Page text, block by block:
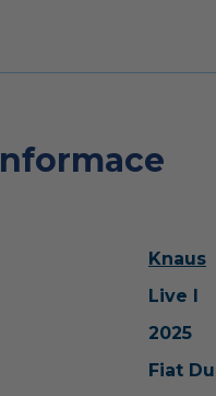
Knaus
Live I
2025
Fiat